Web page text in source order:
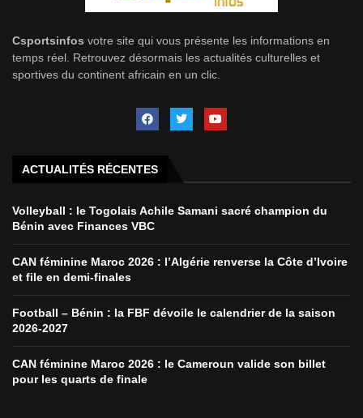
Csportsinfos votre site qui vous présente les informations en
temps réel. Retrouvez désormais les actualités culturelles et
sportives du continent africain en un clic.
ACTUALITÉS RÉCENTES
Volleyball : le Togolais Achile Samani sacré champion du
Bénin avec Finances VBC
CAN féminine Maroc 2026 : l’Algérie renverse la Côte d’Ivoire
et file en demi-finales
Football – Bénin : la FBF dévoile le calendrier de la saison
2026-2027
CAN féminine Maroc 2026 : le Cameroun valide son billet
pour les quarts de finale